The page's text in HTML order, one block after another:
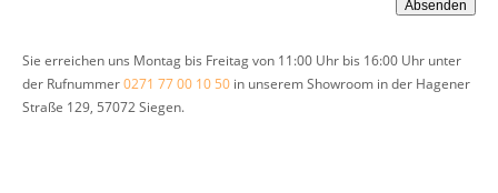
Sie erreichen uns Montag bis Freitag von 11:00 Uhr bis 16:00 Uhr unter
der Rufnummer0271 77 00 10 50 in unserem Showroom in der Hagener
Straße 129, 57072 Siegen.